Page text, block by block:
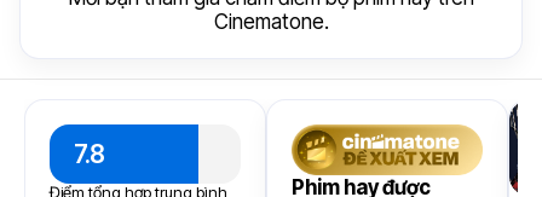
Cinematone.
7.8
Điểm tổng hợp trung bình
Phim hay được